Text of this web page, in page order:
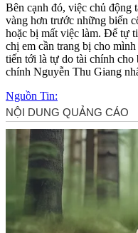
Bên cạnh đó, việc chủ động
vàng hơn trước những biến
hoặc bị mất việc làm. Để tự
chị em cần trang bị cho
tiến tới là tự do tài chính cho
chính Nguyễn Thu Giang
Nguồn Tin: